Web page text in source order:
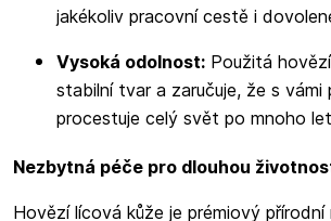
jakékoliv pracovní cestě i
Vysoká odolnost: Použitá
stabilní tvar a zaručuje, že s vámi
procestuje celý svět po mnoho
Nezbytná péče pro dlouhou
Hovězí lícová kůže je prémiový přírodní